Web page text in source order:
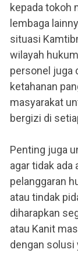
kepada tokoh
lembaga
situasi
wilayah
personel juga
ketahanan
masyarakat
bergizi di
Penting juga
agar tidak ada
pelanggaran
atau tindak
diharapkan
atau Kanit
dengan solusi